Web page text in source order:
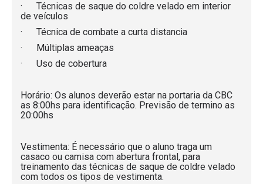
· Técnicas de saque do coldre velado em interior
de veículos
· Técnica de combate a curta distancia
· Múltiplas ameaças
· Uso de cobertura
Horário: Os alunos deverão estar na portaria da CBC
as 8:00hs para identificação. Previsão de termino as
20:00hs
Vestimenta: É necessário que o aluno traga um
casaco ou camisa com abertura frontal, para
treinamento das técnicas de saque de coldre velado
com todos os tipos de vestimenta.